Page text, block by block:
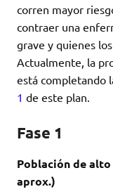
corren mayor
contraer una
grave y quienes
Actualmente, la
está completando
1 de este plan.
Fase 1
Población de
aprox.)